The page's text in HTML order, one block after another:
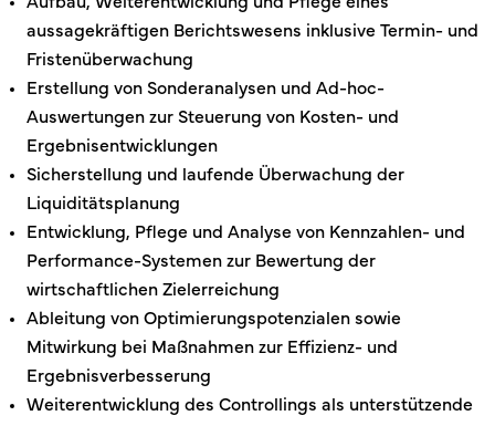
aussagekräftigen Berichtswesens inklusive Termin- und
Fristenüberwachung
Erstellung von Sonderanalysen und Ad-hoc-
Auswertungen zur Steuerung von Kosten- und
Ergebnisentwicklungen
Sicherstellung und laufende Überwachung der
Liquiditätsplanung
Entwicklung, Pflege und Analyse von Kennzahlen- und
Performance-Systemen zur Bewertung der
wirtschaftlichen Zielerreichung
Ableitung von Optimierungspotenzialen sowie
Mitwirkung bei Maßnahmen zur Effizienz- und
Ergebnisverbesserung
Weiterentwicklung des Controllings als unterstützende